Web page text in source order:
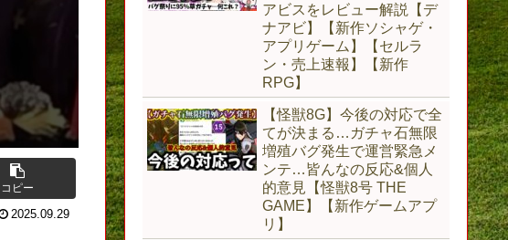
コピー
2025.09.29
アビスをレビュー解説【デ
ナアビ】【新作ソシャゲ・
アプリゲーム】【セルラ
ン・売上速報】【新作
RPG】
【怪獣8G】今後の対応で全
てが決まる…ガチャ石無限
増殖バグ発生で運営緊急メ
ンテ…皆んなの反応&個人
的意見【怪獣8号 THE
GAME】【新作ゲームアプ
リ】